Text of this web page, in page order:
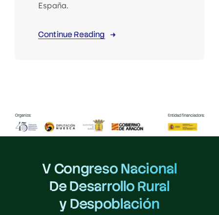
España.
Continue Reading
V Congreso Nacional
De Desarrollo Rural
y Despoblación